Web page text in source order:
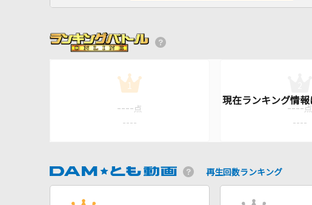
1
---- 点
----
---- 点
----
再生回数ランキング